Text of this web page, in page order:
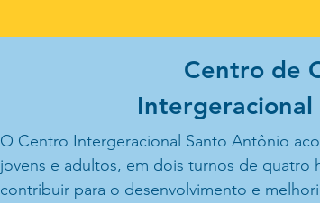
Centro de
O Centro Intergeracional Santo Antônio
jovens e adultos, em dois turnos de quatro
contribuir para o desenvolvimento e